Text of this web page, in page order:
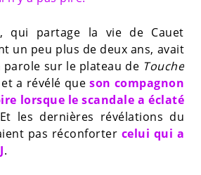
qui partage la vie de Cauet
un peu plus de deux ans, avait
parole sur le plateau de Touche
a révélé que son compagnon
lorsque le scandale a éclaté
les dernières révélations du
pas réconforter celui qui a
.